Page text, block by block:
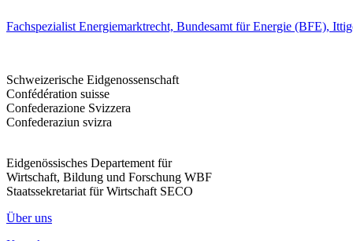
Fachspezialist Energiemarktrecht, Bundesamt für Energie (BFE),
Schweizerische Eidgenossenschaft
Confédération suisse
Confederazione Svizzera
Confederaziun svizra
Eidgenössisches Departement für
Wirtschaft, Bildung und Forschung WBF
Staatssekretariat für Wirtschaft SECO
Über uns